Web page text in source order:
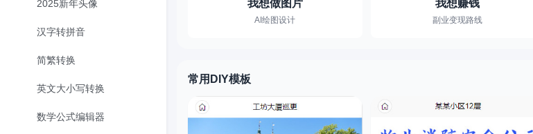
2025新年头像
汉字转拼音
简繁转换
英文大小写转换
数学公式编辑器
我想做图片
AI绘图设计
我想赚钱
副业变现路线
常用DIY模板